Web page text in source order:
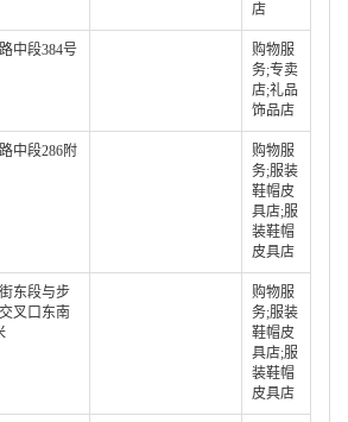
店
中段384号
购物服
务;专卖
店;礼品
饰品店
中段286附
购物服
务;服装
鞋帽皮
具店;服
装鞋帽
皮具店
东段与步
叉口东南
购物服
务;服装
鞋帽皮
具店;服
装鞋帽
皮具店